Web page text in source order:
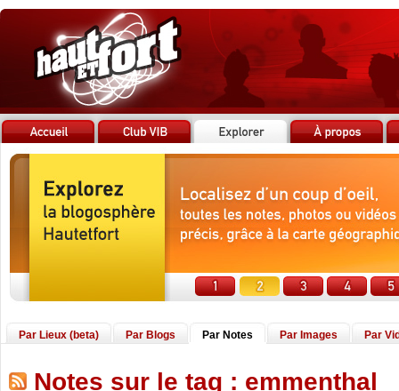
Par Lieux (beta) Par Blogs Par Notes Par Images Par
Notes sur le tag : emmenthal